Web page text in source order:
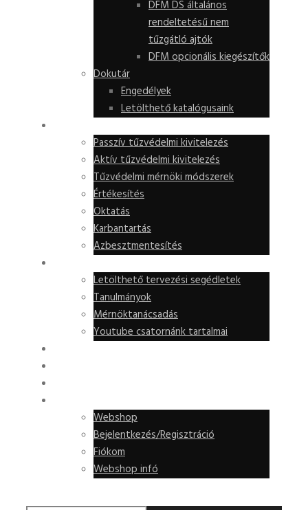
DFM DS általános
rendeltetésű nem
tűzgátló ajtók
DFM opcionális kiegészítők
Dokutár
Engedélyek
Letölthető katalógusaink
Passzív tűzvédelmi kivitelezés
Aktív tűzvédelmi kivitelezés
Tűzvédelmi mérnöki módszerek
Értékesítés
Oktatás
Karbantartás
Azbesztmentesítés
Letölthető tervezési segédletek
Tanulmányok
Mérnöktanácsadás
Youtube csatornánk tartalmai
Webshop
Bejelentkezés/Regisztráció
Fiókom
Webshop infó